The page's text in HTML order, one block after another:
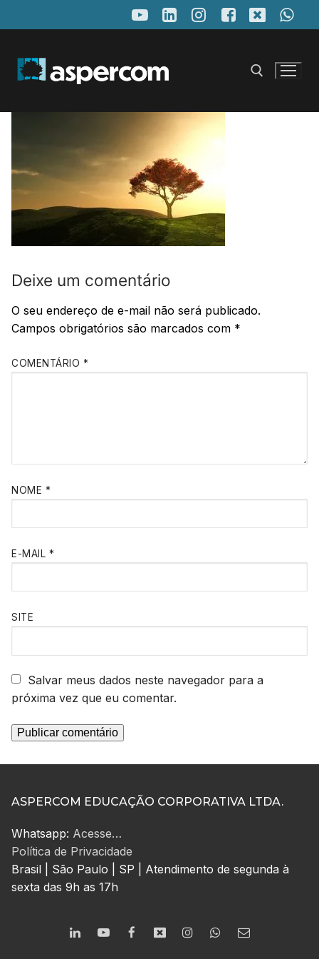
para
conteúdo
Deixe um comentário
O seu endereço de e-mail não será publicado.
Campos obrigatórios são marcados com *
COMENTÁRIO *
NOME *
E-MAIL *
SITE
Salvar meus dados neste navegador para a
próxima vez que eu comentar.
ASPERCOM EDUCAÇÃO CORPORATIVA LTDA.
Whatsapp: Acesse…
Política de Privacidade
Brasil | São Paulo | SP | Atendimento de segunda à
sexta das 9h as 17h